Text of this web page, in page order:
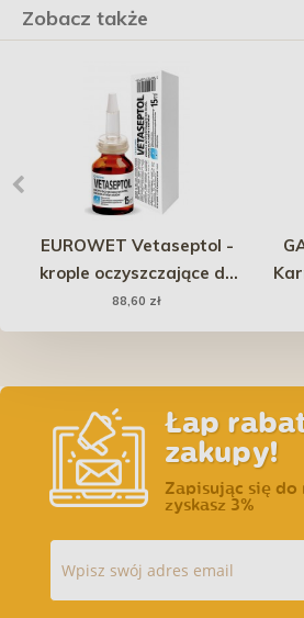
Zobacz także
EUROWET Vetaseptol -
krople oczyszczające do
oczu i nosa 15ml
88,60 zł
Łap
zakupy!
Zapisując się do
zyskasz 3%